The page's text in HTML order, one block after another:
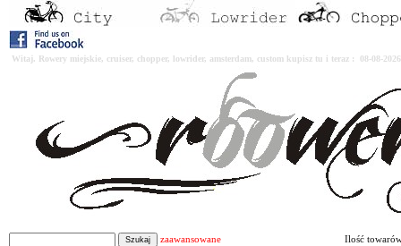
Witaj. Rowery miejskie, cruiser, chopper, lowrider, amsterdam, custom kupisz tu i teraz : 08-08-
zaawansowane Ilość